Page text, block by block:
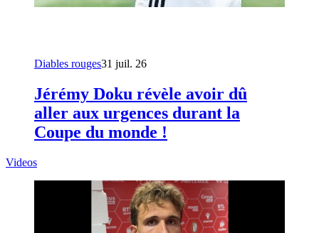
Diables rouges31 juil. 26
Jérémy Doku révèle avoir dû
aller aux urgences durant la
Coupe du monde !
Videos